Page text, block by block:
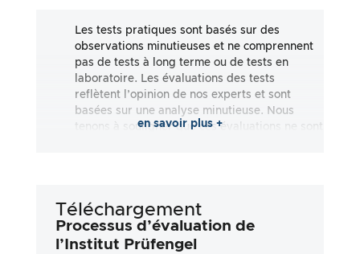
Les tests pratiques sont basés sur des
observations minutieuses et ne comprennent
pas de tests à long terme ou de tests en
laboratoire. Les évaluations des tests
reflètent l’opinion de nos experts et sont
basées sur une analyse minutieuse. Nous
tenons à souligner que ces évaluations ne sont
responsabilité ne soit assumée quant à
l’exactitude ou à l’exhaustivité des résultats
des tests. Il est important de noter que nos
en savoir plus +
Téléchargement
Processus d’évaluation de
l’Institut Prüfengel